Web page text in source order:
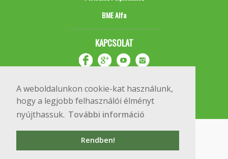
A weboldalunkon cookie-kat használunk,
hogy a legjobb felhasználói élményt
nyújthassuk. További információ
Rendben!
BME Alfa
KAPCSOLAT
Copyright © 2020 BME Építőmérnöki Kar
1111 Budapest, Műegyetem rkp. 3.